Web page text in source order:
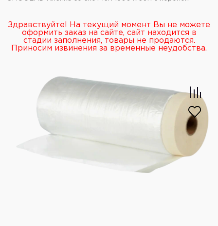
Здравствуйте! На текущий момент Вы не можете
оформить заказ на сайте, сайт находится в
стадии заполнения, товары не продаются.
Приносим извинения за временные неудобства.